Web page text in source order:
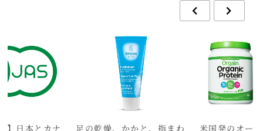
】日本とカナ
足の乾燥、かかと、指まわ
米国発のオー